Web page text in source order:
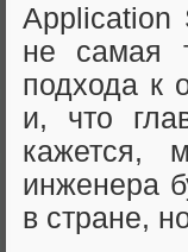
Application
не самая
подхода к
и, что
кажется,
инженера
в стране,